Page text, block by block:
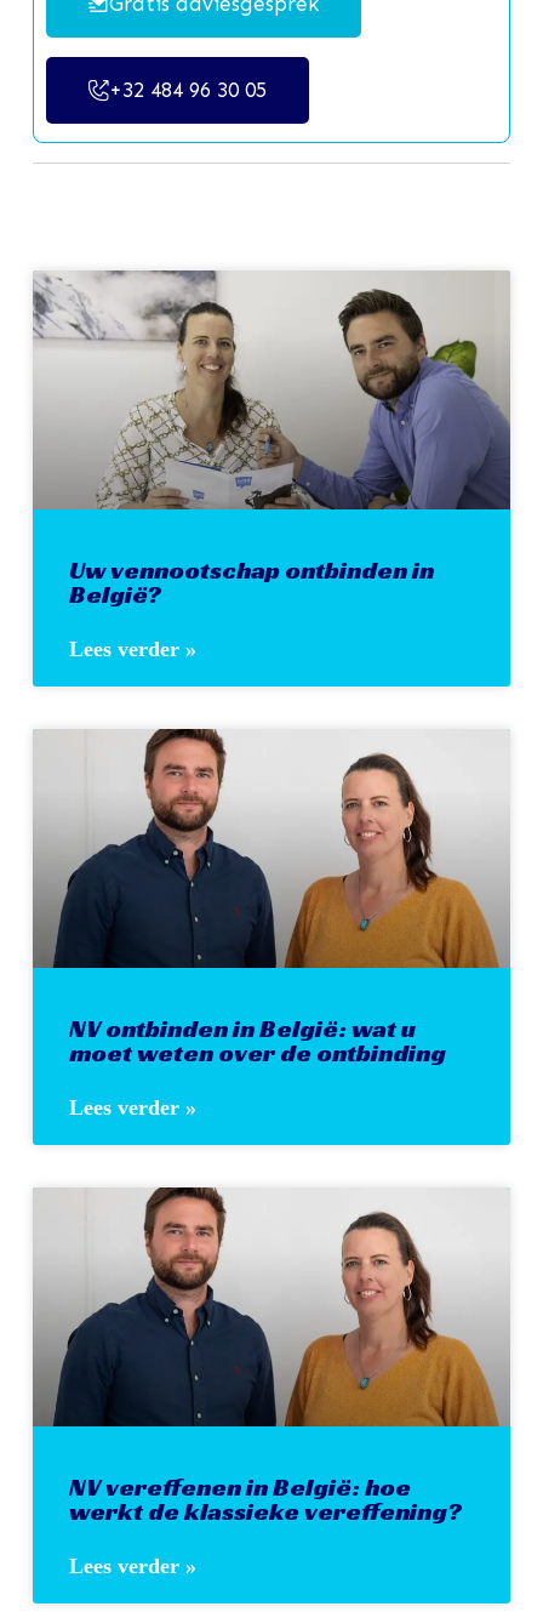
+32 484 96 30 05
Uw vennootschap ontbinden in
België?
Lees verder »
NV ontbinden in België: wat u
moet weten over de ontbinding
Lees verder »
NV vereffenen in België: hoe
werkt de klassieke vereffening?
Lees verder »